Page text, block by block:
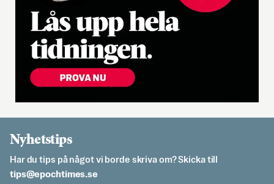
Nyhetstips
Har du tips på något vi borde skriva om? Skicka till
es.semithcope@spit